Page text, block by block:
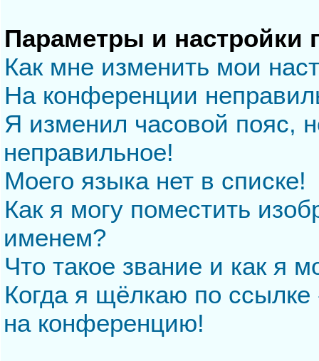
Параметры и настройки
Как мне изменить мои
На конференции
Я изменил часовой пояс,
неправильное!
Моего языка нет в списке!
Как я могу поместить
именем?
Что такое звание и как я
Когда я щёлкаю по
на конференцию!